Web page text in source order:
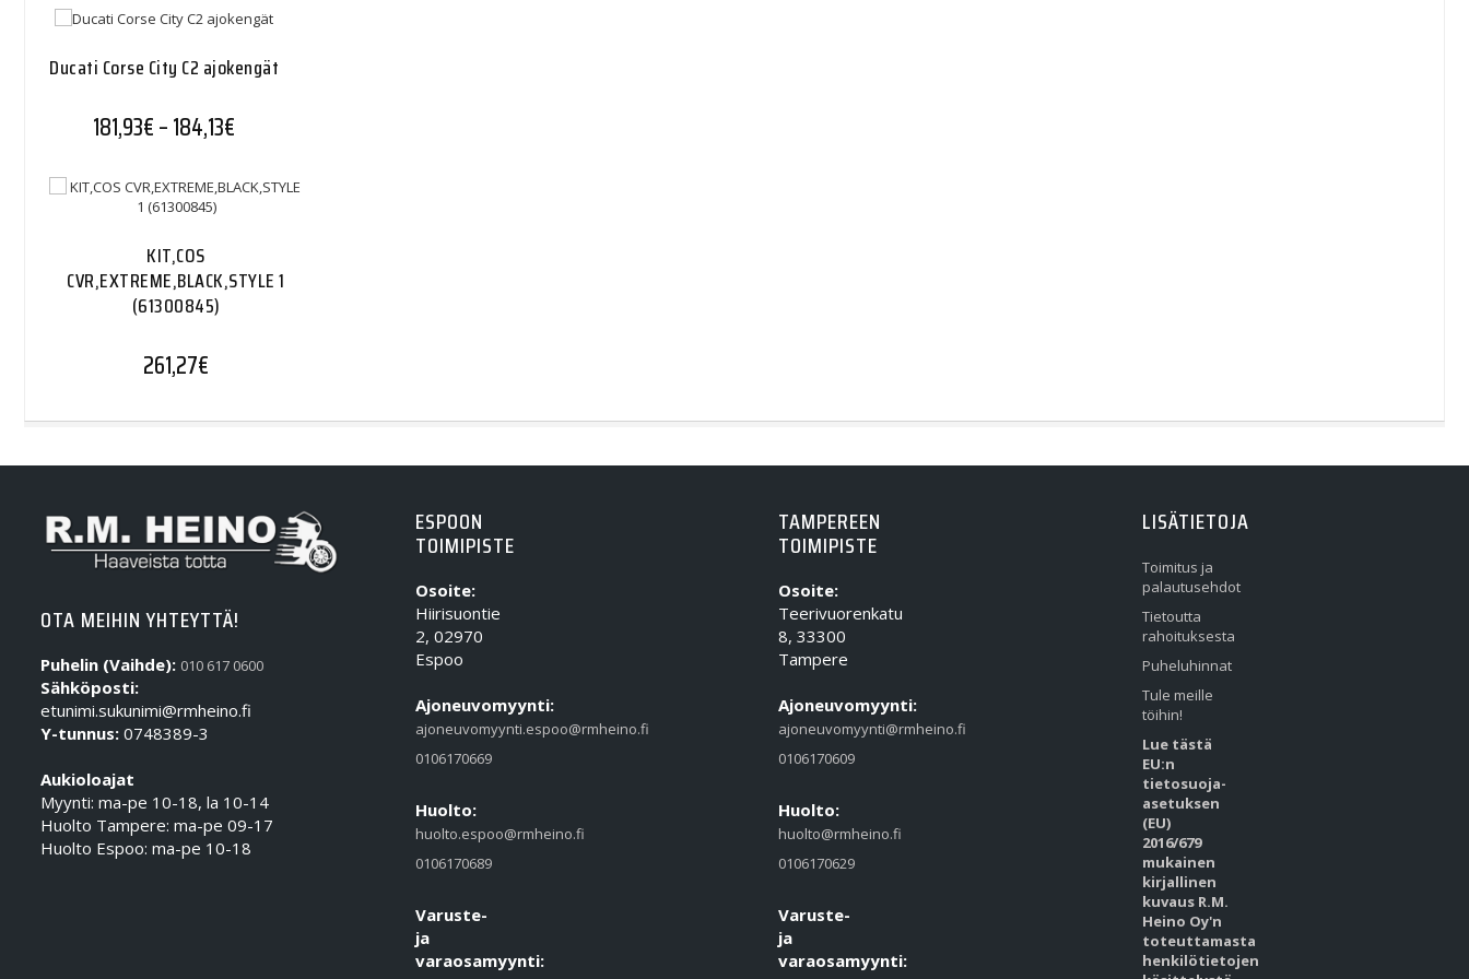
Ducati Corse City C2 ajokengät
181,93€–184,13€
KIT,COS
CVR,EXTREME,BLACK,STYLE 1
(61300845)
261,27€
OTA MEIHIN YHTEYTTÄ!
Puhelin (Vaihde): 010 617 0600
Sähköposti:
etunimi.sukunimi@rmheino.fi
Y-tunnus: 0748389-3
Aukioloajat
Myynti: ma-pe 10-18, la 10-14
Huolto Tampere: ma-pe 09-17
Huolto Espoo: ma-pe 10-18
ESPOON
TOIMIPISTE
Osoite:
Hiirisuontie
2, 02970
Espoo
Ajoneuvomyynti:
ajoneuvomyynti.espoo@rmheino.fi
0106170669
Huolto:
huolto.espoo@rmheino.fi
0106170689
Varuste-
ja
varaosamyynti:
TAMPEREEN
TOIMIPISTE
Osoite:
Teerivuorenkatu
8, 33300
Tampere
Ajoneuvomyynti:
ajoneuvomyynti@rmheino.fi
0106170609
Huolto:
huolto@rmheino.fi
0106170629
Varuste-
ja
varaosamyynti:
LISÄTIETOJA
Toimitus ja
palautusehdot
Tietoutta
rahoituksesta
Puheluhinnat
Tule meille
töihin!
Lue tästä
EU:n
tietosuoja-
asetuksen
(EU)
2016/679
mukainen
kirjallinen
kuvaus R.M.
Heino Oy'n
toteuttamasta
henkilötietojen